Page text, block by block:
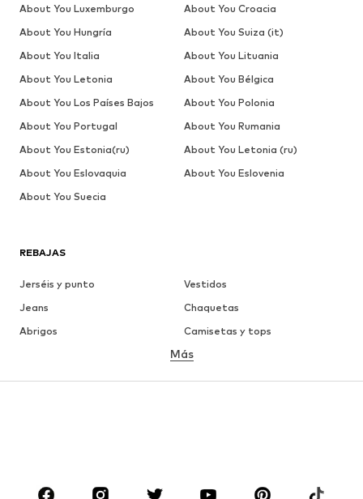
REBAJAS
Jerséis y punto
Vestidos
Jeans
Chaquetas
Abrigos
Camisetas y tops
Ropa interior
Faldas
Blusas y camisas
Zapatos
Deporte
Más
About You Luxemburgo
About You Croacia
About You Hungría
About You Suiza (it)
About You Italia
About You Lituania
About You Letonia
About You Bélgica
About You Los Países Bajos
About You Polonia
About You Portugal
About You Rumania
About You Estonia(ru)
About You Letonia (ru)
About You Eslovaquia
About You Eslovenia
About You Suecia